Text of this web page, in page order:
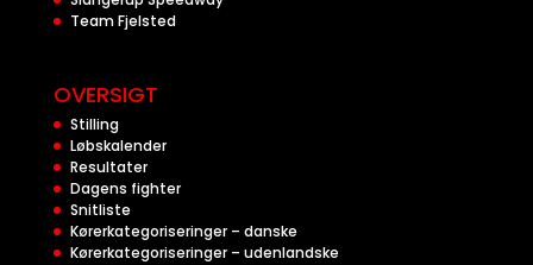
Team Fjelsted
OVERSIGT
Stilling
Løbskalender
Resultater
Dagens fighter
Snitliste
Kørerkategoriseringer – danske
Kørerkategoriseringer – udenlandske